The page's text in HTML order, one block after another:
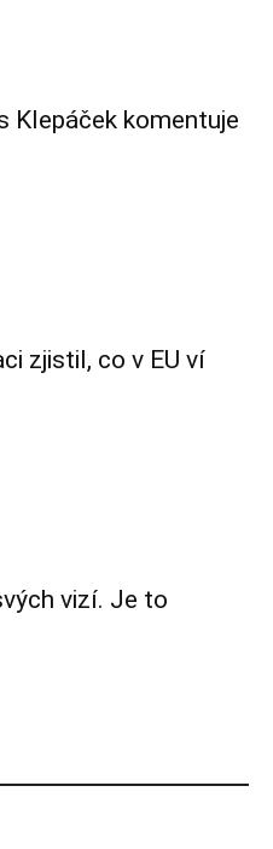
Klepáček komentuje
zjistil, co v EU ví
vizí. Je to